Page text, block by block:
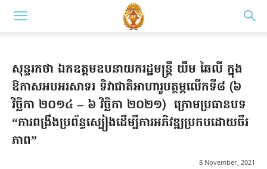
សុន្ទរកថា ឯកឧត្តមឧបនាយករដ្ឋមន្រ្តី យឹម ឆៃលី ក្នុង
ឱកាសអបអរសាទរ ទិវាជាតិអាហារូបត្ថម្ភលើកទី៨ (៦
វិច្ឆិកា ២០១៤ – ៦ វិច្ឆិកា ២០២១) ក្រោមប្រធានបទ
“ការពង្រឹងប្រព័ន្ធស្បៀងដើម្បីការអភិវឌ្ឍប្រកបដោយចីរ
ភាព”
8 November, 2021